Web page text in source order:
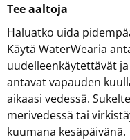
Tee aaltoja
Haluatko uida
Käytä WaterWearia
uudelleenkäytettävät
antavat vapauden
aikaasi vedessä.
merivedessä tai
kuumana kesäpäivänä.